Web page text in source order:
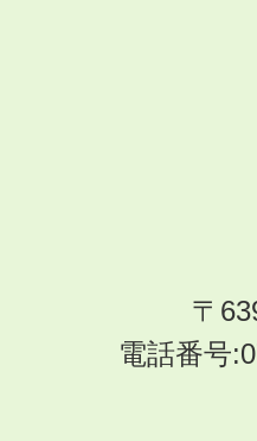
〒
電話番号